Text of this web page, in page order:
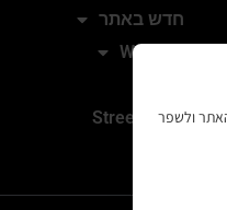
חדש באתר
WINTER
Street Style
ולשפר